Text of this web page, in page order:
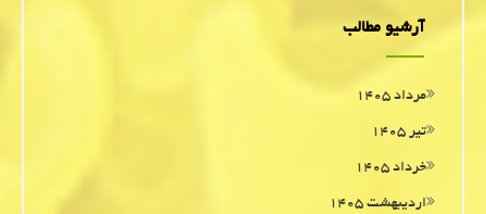
آرشیو مطالب
مرداد ۱۴۰۵
تیر ۱۴۰۵
خرداد ۱۴۰۵
اردیبهشت ۱۴۰۵